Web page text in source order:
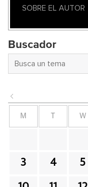
SOBRE EL AUTOR
Buscador
M W
3 4 5